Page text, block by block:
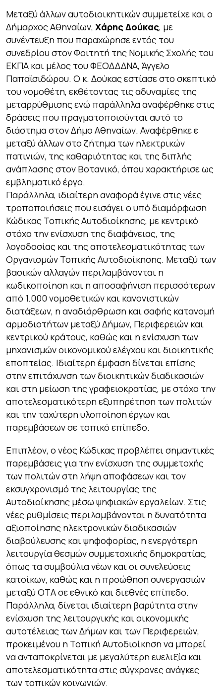
Μεταξύ άλλων αυτοδιοικητικών συμμετείχε και ο
Δήμαρχος Αθηναίων, Χάρης Δούκας, με
συνέντευξη που παραχώρησε εντός του
συνεδρίου στον Φοιτητή της Νομικής Σχολής του
ΕΚΠΑ και μέλος του ΦΕΟΔΔΔΝΑ, Άγγελο
Παπαϊσιδώρου. Ο κ. Δούκας εστίασε στο σκεπτικό
του νομοθέτη, εκθέτοντας τις αδυναμίες της
μεταρρύθμισης ενώ παράλληλα αναφέρθηκε στις
δράσεις που πραγματοποιούνται αυτό το
διάστημα στον Δήμο Αθηναίων. Αναφέρθηκε ε
μεταξύ άλλων στο ζήτημα των ηλεκτρικών
πατινιών, της καθαριότητας και της διπλής
ανάπλασης στον Βοτανικό, όπου χαρακτήρισε ως
εμβληματικό έργο.
Παράλληλα, ιδιαίτερη αναφορά έγινε στις νέες
τροποποιήσεις που εισάγει ο υπό διαμόρφωση
Κώδικας Τοπικής Αυτοδιοίκησης, με κεντρικό
στόχο την ενίσχυση της διαφάνειας, της
λογοδοσίας και της αποτελεσματικότητας των
Οργανισμών Τοπικής Αυτοδιοίκησης. Μεταξύ των
βασικών αλλαγών περιλαμβάνονται η
κωδικοποίηση και η αποσαφήνιση περισσότερων
από 1.000 νομοθετικών και κανονιστικών
διατάξεων, η αναδιάρθρωση και σαφής κατανομή
αρμοδιοτήτων μεταξύ Δήμων, Περιφερειών και
κεντρικού κράτους, καθώς και η ενίσχυση των
μηχανισμών οικονομικού ελέγχου και διοικητικής
εποπτείας. Ιδιαίτερη έμφαση δίνεται επίσης
στην επιτάχυνση των διοικητικών διαδικασιών
και στη μείωση της γραφειοκρατίας, με στόχο την
αποτελεσματικότερη εξυπηρέτηση των πολιτών
και την ταχύτερη υλοποίηση έργων και
παρεμβάσεων σε τοπικό επίπεδο.
Επιπλέον, ο νέος Κώδικας προβλέπει σημαντικές
παρεμβάσεις για την ενίσχυση της συμμετοχής
των πολιτών στη λήψη αποφάσεων και τον
εκσυγχρονισμό της λειτουργίας της
Αυτοδιοίκησης μέσω ψηφιακών εργαλείων. Στις
νέες ρυθμίσεις περιλαμβάνονται η δυνατότητα
αξιοποίησης ηλεκτρονικών διαδικασιών
διαβούλευσης και ψηφοφορίας, η ενεργότερη
λειτουργία θεσμών συμμετοχικής δημοκρατίας,
όπως τα συμβούλια νέων και οι συνελεύσεις
κατοίκων, καθώς και η προώθηση συνεργασιών
μεταξύ ΟΤΑ σε εθνικό και διεθνές επίπεδο.
Παράλληλα, δίνεται ιδιαίτερη βαρύτητα στην
ενίσχυση της λειτουργικής και οικονομικής
αυτοτέλειας των Δήμων και των Περιφερειών,
προκειμένου η Τοπική Αυτοδιοίκηση να μπορεί
να ανταποκρίνεται με μεγαλύτερη ευελιξία και
αποτελεσματικότητα στις σύγχρονες ανάγκες
των τοπικών κοινωνιών.